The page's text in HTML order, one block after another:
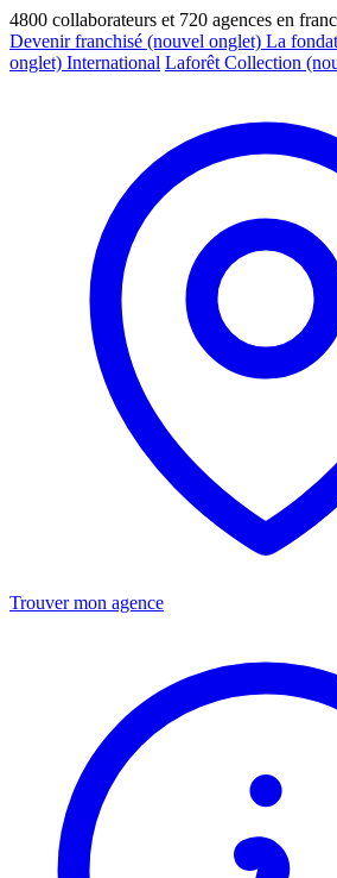
4800 collaborateurs et 720 agences en
Devenir franchisé (nouvel onglet) La
onglet) International Laforêt Collection
Trouver mon agence